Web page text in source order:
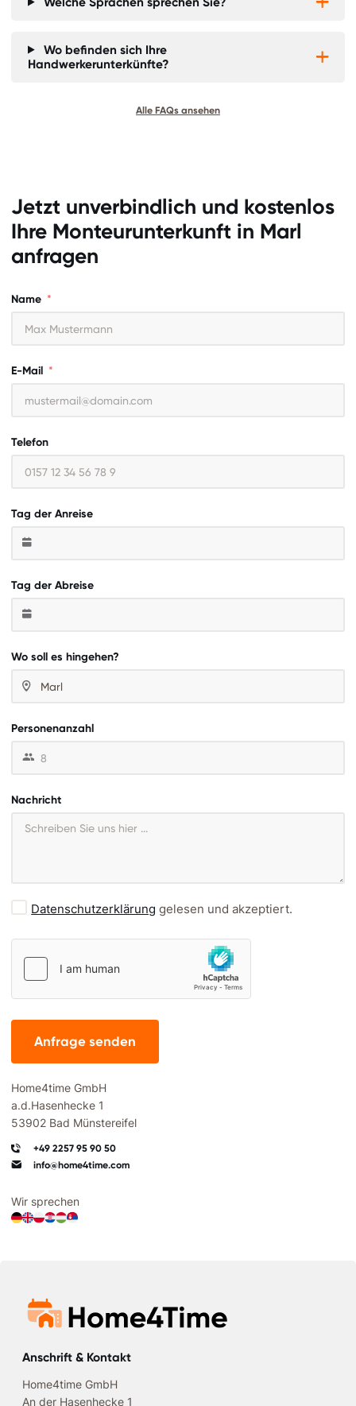
Wo befinden sich Ihre
Handwerkerunterkünfte?


Alle FAQs ansehen
Jetzt unverbindlich und kostenlos
Ihre Monteurunterkunft in Marl
anfragen
Name
E-Mail
Telefon
Tag der Anreise
Tag der Abreise
Wo soll es hingehen?
Personenanzahl
Nachricht
Datenschutzerklärung gelesen und akzeptiert.
Anfrage senden
Home4time GmbH
a.d.Hasenhecke 1
53902 Bad Münstereifel
+49 2257 95 90 50
info@home4time.com
Wir sprechen
Anschrift & Kontakt
Home4time GmbH
An der Hasenhecke 1